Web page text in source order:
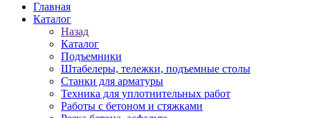
Главная
Каталог
Назад
Каталог
Подъемники
Штабелеры, тележки, подъемные столы
Станки для арматуры
Техника для уплотнительных работ
Работы с бетоном и стяжками